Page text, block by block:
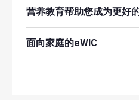
营养教育帮助您成为更好
面向家庭的eWIC